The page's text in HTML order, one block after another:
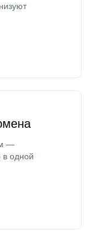
—
в одной